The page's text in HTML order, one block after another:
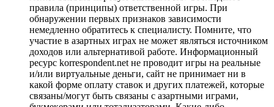
правила (принципы) ответственной игры. При
обнаружении первых признаков зависимости
немедленно обратитесь к специалисту. Помните, что
участие в азартных играх не может являться источником
доходов или альтернативой работе. Информационный
ресурс korrespondent.net не проводит игры на реальные
и/или виртуальные деньги, сайт не принимает ни в
какой форме оплату ставок и других платежей, которые
связаны/могут быть связаны с азартными играми,